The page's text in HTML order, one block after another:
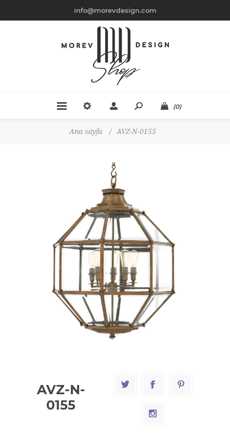
info@morevdesign.com
(0)
Ana sayfa / AVZ-N-0155
AVZ-N-
0155